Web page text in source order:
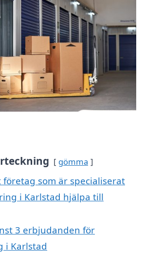
gömma
företag som är specialiserat
i Karlstad hjälpa till
3 erbjudanden för
i Karlstad